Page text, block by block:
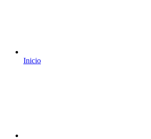
Inicio